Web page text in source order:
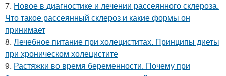
7. Новое в диагностике и лечении рассеянного склероза.
Что такое рассеянный склероз и какие формы он
принимает
8. Лечебное питание при холециститах. Принципы диеты
при хроническом холецистите
9. Растяжки во время беременности. Почему при